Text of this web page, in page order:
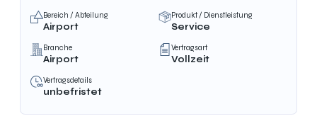
Bereich / Abteilung
Airport
Produkt / Dienstleistung
Service
Branche
Airport
Vertragsart
Vollzeit
Vertragsdetails
unbefristet